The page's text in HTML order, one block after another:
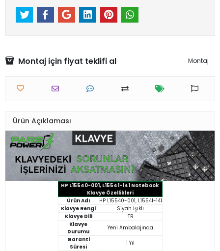
Montaj için fiyat teklifi al Montaj
Ürün Açıklaması
HP L15540-001, L15541-141 Notebook
Klavye Özellikleri
Ürün Adı
HP L15540-001, L15541-141
Klavye Rengi
Siyah Işıklı
Klavye Dili
TR
Klavye
Durumu
Yeni Ambalajında
Garanti
Süresi
1 Yıl